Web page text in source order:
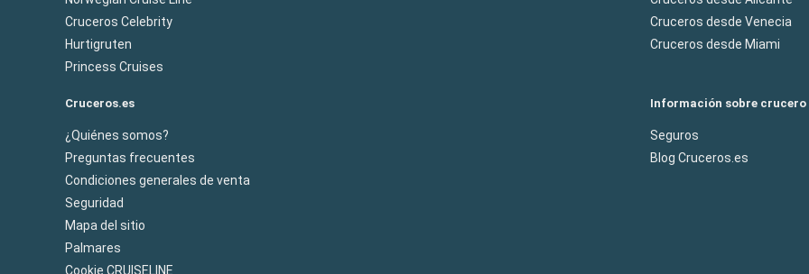
Cruceros Celebrity
Hurtigruten
Princess Cruises
Cruceros desde Venecia
Cruceros desde Miami
Cruceros.es
¿Quiénes somos?
Preguntas frecuentes
Condiciones generales de venta
Seguridad
Mapa del sitio
Palmares
Cookie CRUISELINE
Información sobre crucero
Seguros
Blog Cruceros.es